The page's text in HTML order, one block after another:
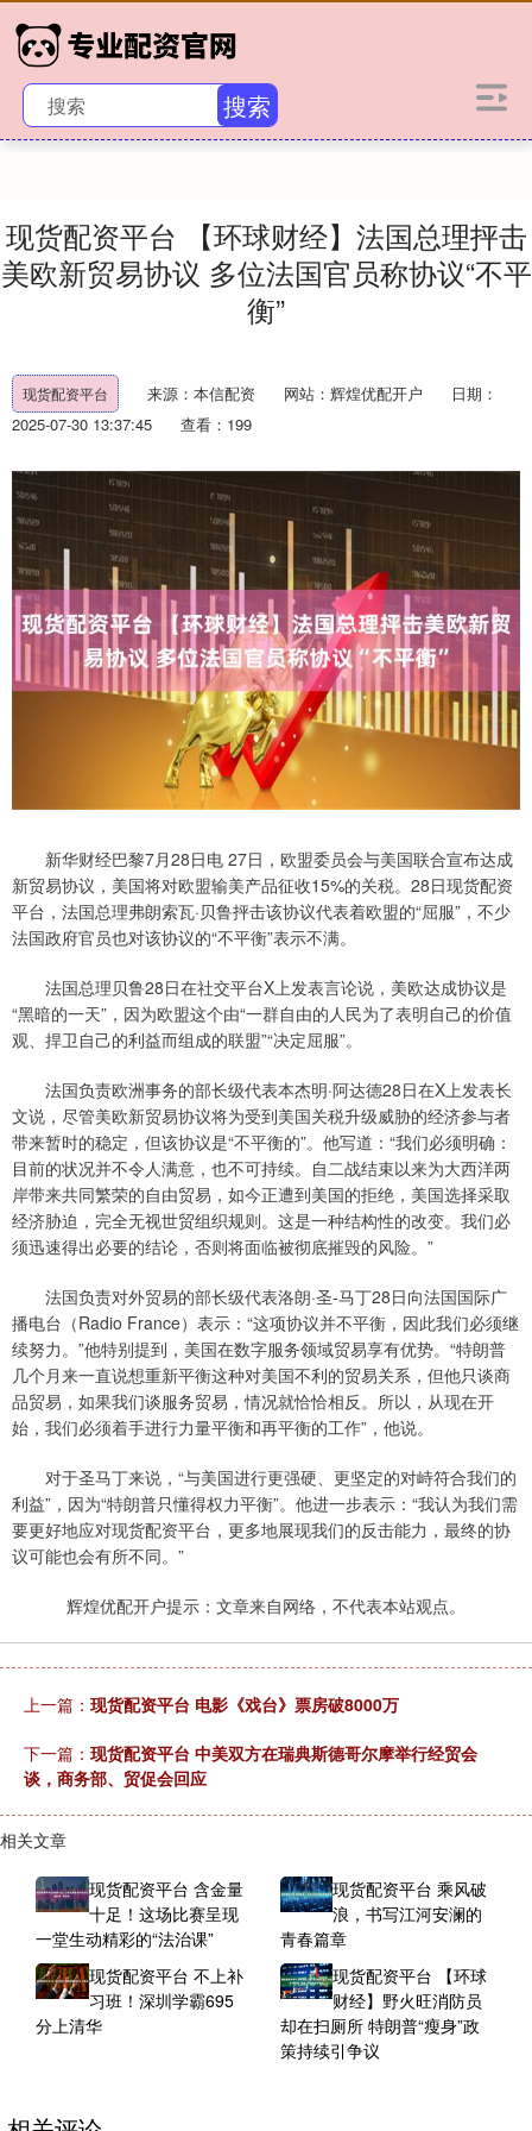
搜索
现货配资平台 【环球财经】法国总理抨击
美欧新贸易协议 多位法国官员称协议“不平
衡”
现货配资平台 来源：本信配资 网站：辉煌优配开户
日期：
2025-07-30 13:37:45
查看：199
新华财经巴黎7月28日电 27日，欧盟委员会与美国联合宣布达成
新贸易协议，美国将对欧盟输美产品征收15%的关税。28日现货配资
平台，法国总理弗朗索瓦·贝鲁抨击该协议代表着欧盟的“屈服”，不少
法国政府官员也对该协议的“不平衡”表示不满。
法国总理贝鲁28日在社交平台X上发表言论说，美欧达成协议是
“黑暗的一天”，因为欧盟这个由“一群自由的人民为了表明自己的价值
观、捍卫自己的利益而组成的联盟”“决定屈服”。
法国负责欧洲事务的部长级代表本杰明·阿达德28日在X上发表长
文说，尽管美欧新贸易协议将为受到美国关税升级威胁的经济参与者
带来暂时的稳定，但该协议是“不平衡的”。他写道：“我们必须明确：
目前的状况并不令人满意，也不可持续。自二战结束以来为大西洋两
岸带来共同繁荣的自由贸易，如今正遭到美国的拒绝，美国选择采取
经济胁迫，完全无视世贸组织规则。这是一种结构性的改变。我们必
须迅速得出必要的结论，否则将面临被彻底摧毁的风险。”
法国负责对外贸易的部长级代表洛朗·圣-马丁28日向法国国际广
播电台（Radio France）表示：“这项协议并不平衡，因此我们必须继
续努力。”他特别提到，美国在数字服务领域贸易享有优势。“特朗普
几个月来一直说想重新平衡这种对美国不利的贸易关系，但他只谈商
品贸易，如果我们谈服务贸易，情况就恰恰相反。所以，从现在开
始，我们必须着手进行力量平衡和再平衡的工作”，他说。
对于圣马丁来说，“与美国进行更强硬、更坚定的对峙符合我们的
利益”，因为“特朗普只懂得权力平衡”。他进一步表示：“我认为我们需
要更好地应对现货配资平台，更多地展现我们的反击能力，最终的协
议可能也会有所不同。”
辉煌优配开户提示：文章来自网络，不代表本站观点。
上一篇： 现货配资平台 电影《戏台》票房破8000万
下一篇： 现货配资平台 中美双方在瑞典斯德哥尔摩举行经贸会
谈，商务部、贸促会回应
相关文章
现货配资平台 含金量
十足！这场比赛呈现
一堂生动精彩的“法治课”
现货配资平台 乘风破
浪，书写江河安澜的
青春篇章
现货配资平台 不上补
习班！深圳学霸695
分上清华
现货配资平台 【环球
财经】野火旺消防员
却在扫厕所 特朗普“瘦身”政
策持续引争议